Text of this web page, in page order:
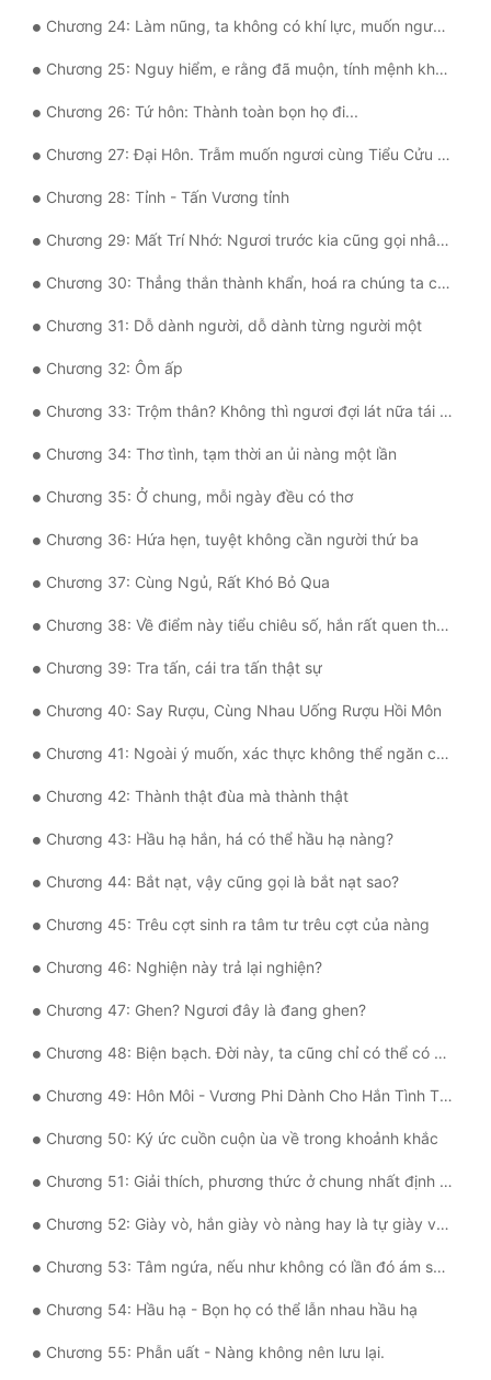
Tính Cách Nhân Vật :
Sát Phạt Quyết Đoán
Điềm Đạm
Chương 24: Làm nũng, ta không có khí lực, muốn ngươi uy ta uống
Chương 25: Nguy hiểm, e rằng đã muộn, tính mệnh khó bảo toàn.
Chương 26: Tứ hôn: Thành toàn bọn họ đi...
Chương 27: Đại Hôn. Trẫm muốn ngươi cùng Tiểu Cửu chọn ngày thành hôn.
Chương 28: Tỉnh - Tấn Vương tỉnh
Chương 29: Mất Trí Nhớ: Ngươi trước kia cũng gọi nhân gia Khanh Khanh!
Chương 30: Thẳng thắn thành khẩn, hoá ra chúng ta chỉ là giả dối
Chương 31: Dỗ dành người, dỗ dành từng người một
Chương 32: Ôm ấp
Chương 33: Trộm thân? Không thì ngươi đợi lát nữa tái thân một lần nữa?
Chương 34: Thơ tình, tạm thời an ủi nàng một lần
Chương 35: Ở chung, mỗi ngày đều có thơ
Chương 36: Hứa hẹn, tuyệt không cần người thứ ba
Chương 37: Cùng Ngủ, Rất Khó Bỏ Qua
Chương 38: Về điểm này tiểu chiêu số, hắn rất quen thuộc.
Chương 39: Tra tấn, cái tra tấn thật sự
Chương 40: Say Rượu, Cùng Nhau Uống Rượu Hồi Môn
Chương 41: Ngoài ý muốn, xác thực không thể ngăn cản được.
Chương 42: Thành thật đùa mà thành thật
Chương 43: Hầu hạ hắn, há có thể hầu hạ nàng?
Chương 44: Bắt nạt, vậy cũng gọi là bắt nạt sao?
Chương 45: Trêu cợt sinh ra tâm tư trêu cợt của nàng
Chương 46: Nghiện này trả lại nghiện?
Chương 47: Ghen? Ngươi đây là đang ghen?
Chương 48: Biện bạch. Đời này, ta cũng chỉ có thể có nàng.
Chương 49: Hôn Môi - Vương Phi Dành Cho Hắn Tình Thắm Thiết
Chương 50: Ký ức cuồn cuộn ùa về trong khoảnh khắc
Chương 51: Giải thích, phương thức ở chung nhất định phải thay đổi
Chương 52: Giày vò, hắn giày vò nàng hay là tự giày vò mình?
Chương 53: Tâm ngứa, nếu như không có lần đó ám sát thì tốt biết mấy!
Chương 54: Hầu hạ - Bọn họ có thể lẫn nhau hầu hạ
Chương 55: Phẫn uất - Nàng không nên lưu lại.